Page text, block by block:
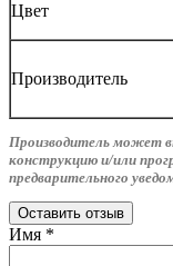
Цвет
Производитель
Производитель может
конструкцию и/или
предварительного
Оставить отзыв
Имя *